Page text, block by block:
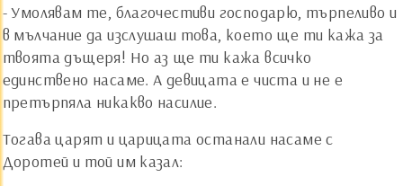
- Умолявам те, благочестиви господарю, търпеливо и
в мълчание да изслушаш това, което ще ти кажа за
твоята дъщеря! Но аз ще ти кажа всичко
единствено насаме. А девицата е чиста и не е
претърпяла никакво насилие.
Тогава царят и царицата останали насаме с
Доротей и той им казал: